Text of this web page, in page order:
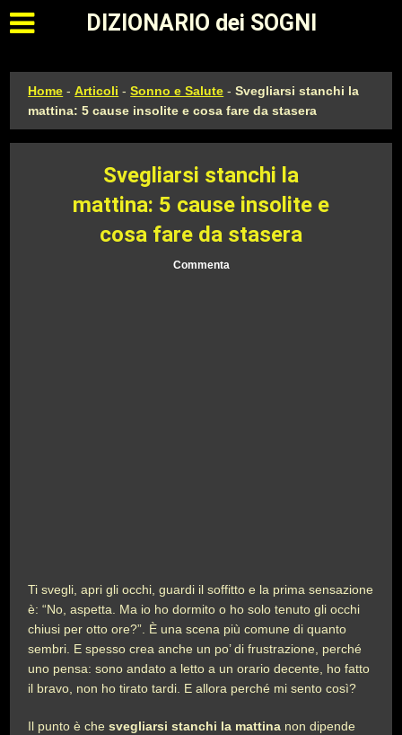
Apri il menu principale
DIZIONARIO dei SOGNI
Home -Articoli -Sonno e Salute -Svegliarsi stanchi la
mattina: 5 cause insolite e cosa fare da stasera
Svegliarsi stanchi la
mattina: 5 cause insolite e
cosa fare da stasera
Commenta
Ti svegli, apri gli occhi, guardi il soffitto e la prima sensazione
è: “No, aspetta. Ma io ho dormito o ho solo tenuto gli occhi
chiusi per otto ore?”. È una scena più comune di quanto
sembri. E spesso crea anche un po’ di frustrazione, perché
uno pensa: sono andato a letto a un orario decente, ho fatto
il bravo, non ho tirato tardi. E allora perché mi sento così?
Il punto è chesvegliarsi stanchi la mattina non dipende